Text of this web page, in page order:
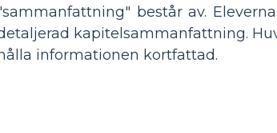
består av.
kapitelsammanfattning.
hålla informationen kortfattad.